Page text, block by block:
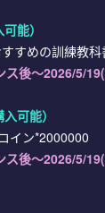
能）
すめの訓練教
ス後～2026/5/
可能）
イン*2000000
ス後～2026/5/